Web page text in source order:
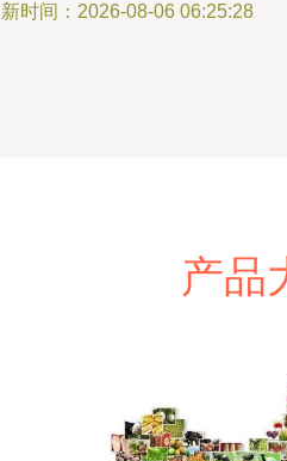
时间：2026-08-06 06:25:28
产品